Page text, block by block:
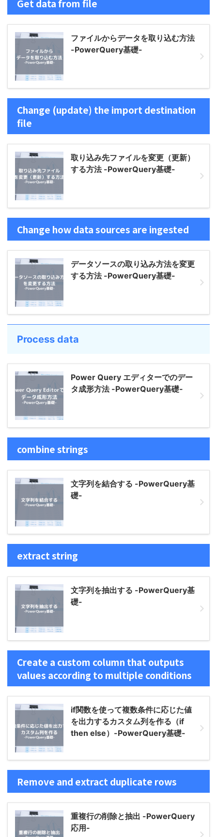
Get data from file
ファイルからデータを取り込む方法
-PowerQuery基礎-
Change (update) the import destination
file
取り込み先ファイルを変更（更新）
する方法 -PowerQuery基礎-
Change how data sources are ingested
データソースの取り込み方法を変更
する方法 -PowerQuery基礎-
Process data
Power Query エディターでのデー
タ成形方法 -PowerQuery基礎-
combine strings
文字列を結合する -PowerQuery基
礎-
extract string
文字列を抽出する -PowerQuery基
礎-
Create a custom column that outputs
values ​​according to multiple conditions
if関数を使って複数条件に応じた値
を出力するカスタム列を作る（if
then else）-PowerQuery基礎-
Remove and extract duplicate rows
重複行の削除と抽出 -PowerQuery
応用-